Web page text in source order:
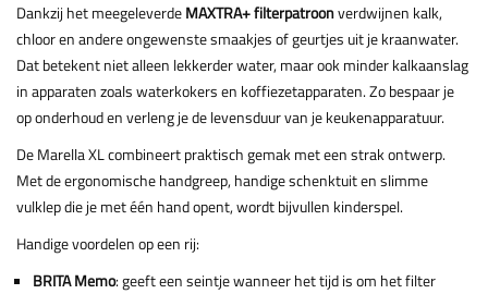
Dankzij het meegeleverdeMAXTRA+ filterpatroonverdwijnen kalk,
chloor en andere ongewenste smaakjes of geurtjes uit je kraanwater.
Dat betekent niet alleen lekkerder water, maar ook minder kalkaanslag
in apparaten zoals waterkokers en koffiezetapparaten. Zo bespaar je
op onderhoud en verleng je de levensduur van je keukenapparatuur.
De Marella XL combineert praktisch gemak met een strak ontwerp.
Met de ergonomische handgreep, handige schenktuit en slimme
vulklep die je met één hand opent, wordt bijvullen kinderspel.
Handige voordelen op een rij:
BRITA Memo: geeft een seintje wanneer het tijd is om het filter